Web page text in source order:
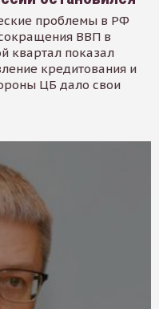
проблемы в РФ
ВВП в
квартал показал
кредитования и
ЦБ дало свои